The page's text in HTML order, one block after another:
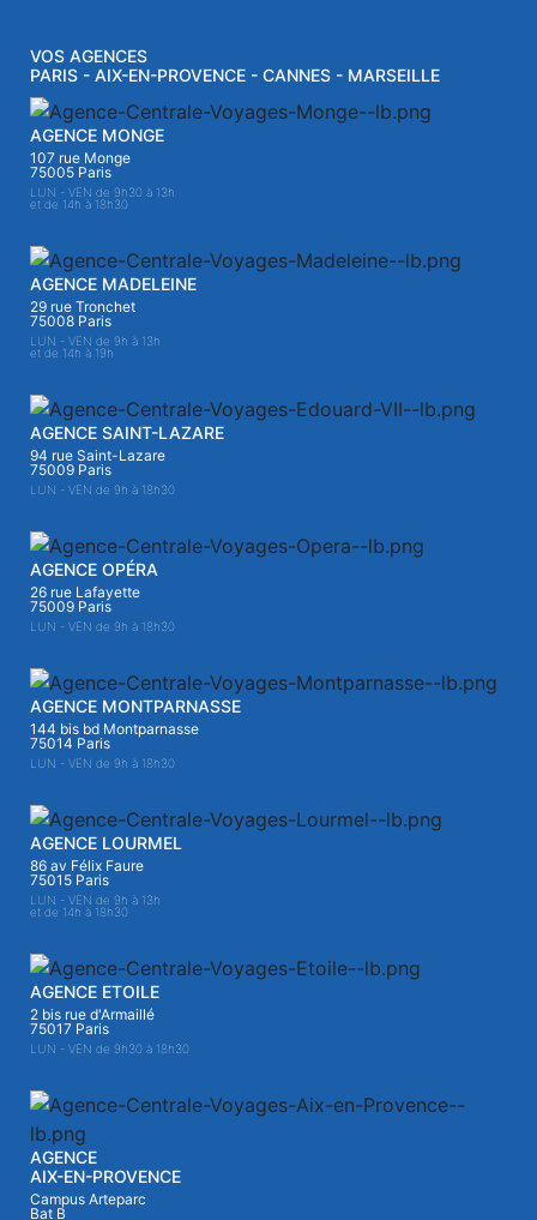
VOS AGENCES
PARIS - AIX-EN-PROVENCE - CANNES - MARSEILLE
AGENCE MONGE
107 rue Monge
75005 Paris
LUN - VEN de 9h30 à 13h
et de 14h à 18h30
AGENCE MADELEINE
29 rue Tronchet
75008 Paris
LUN - VEN de 9h à 13h
et de 14h à 19h
AGENCE SAINT-LAZARE
94 rue Saint-Lazare
75009 Paris
LUN - VEN de 9h à 18h30
AGENCE OPÉRA
26 rue Lafayette
75009 Paris
LUN - VEN de 9h à 18h30
AGENCE MONTPARNASSE
144 bis bd Montparnasse
75014 Paris
LUN - VEN de 9h à 18h30
AGENCE LOURMEL
86 av Félix Faure
75015 Paris
LUN - VEN de 9h à 13h
et de 14h à 18h30
AGENCE ETOILE
2 bis rue d'Armaillé
75017 Paris
LUN - VEN de 9h30 à 18h30
AGENCE
AIX-EN-PROVENCE
Campus Arteparc
Bat B